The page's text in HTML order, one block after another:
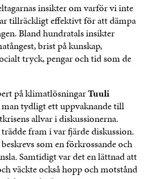
insikter om varför vi inte
tillräckligt effektivt för att dämpa
Bland hundratals insikter
brist på kunskap,
tryck, pengar och tid som de
på klimatlösningarTuuli
tydligt ett uppvaknande till
allvar i diskussionerna.
fram i var fjärde diskussion.
som en förkrossande och
Samtidigt var det en lättnad att
väckte också hopp och motstånd